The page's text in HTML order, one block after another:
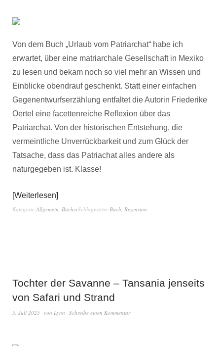
Von dem Buch „Urlaub vom Patriarchat“ habe ich
erwartet, über eine matriarchale Gesellschaft in Mexiko
zu lesen und bekam noch so viel mehr an Wissen und
Einblicke obendrauf geschenkt. Statt einer einfachen
Gegenentwurfserzählung entfaltet die Autorin Friederike
Oertel eine facettenreiche Reflexion über das
Patriarchat. Von der historischen Entstehung, die
vermeintliche Unverrückbarkeit und zum Glück der
Tatsache, dass das Patriachat alles andere als
naturgegeben ist. Klasse!
Weiterlesen
Kategorie Allgemein, BücherSchlagwörterBuch, Rezension
Tochter der Savanne – Tansania jenseits
von Safari und Strand
5. Juli 2025 von Lynn Schreibe einen Kommentar